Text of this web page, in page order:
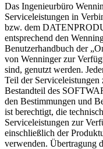
Das Ingenieurbüro
Serviceleistungen in
bzw. dem
entsprechend den
Benutzerhandbuch der
von Wenninger zur
sind, genutzt werden.
Teil der
Bestandteil des
den Bestimmungen und
ist berechtigt, die
Serviceleistungen zur
einschließlich der
verwenden. Übertragung